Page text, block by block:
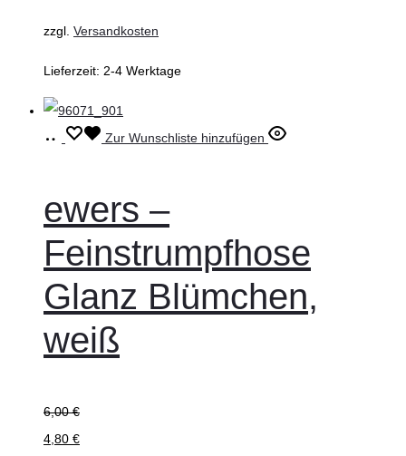
werden
zzgl. Versandkosten
Lieferzeit: 2-4 Werktage
Ausführung
Dieses
mehrere
Varianten
auf.
Die
Optionen
können
der
Produktseite
Zur Wunschliste hinzufügen
ewers –
Feinstrumpfhose
Glanz Blümchen,
weiß
6,00€
4,80 €